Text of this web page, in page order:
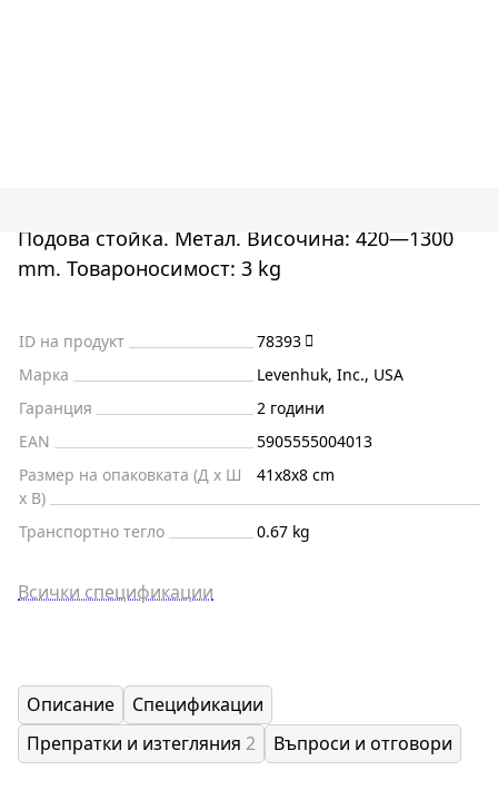
Подова стойка. Метал. Височина: 420—1300
mm. Товароносимост: 3 kg
ID на продукт
78393
Марка
Levenhuk, Inc., USA
Гаранция
2 години
EAN
5905555004013
Размер на опаковката (Д x Ш
x В)
41x8x8 cm
Транспортно тегло 0.67 kg
Всички спецификации
Описание
Спецификации
Препратки и изтегляния 2 Въпроси и отговори